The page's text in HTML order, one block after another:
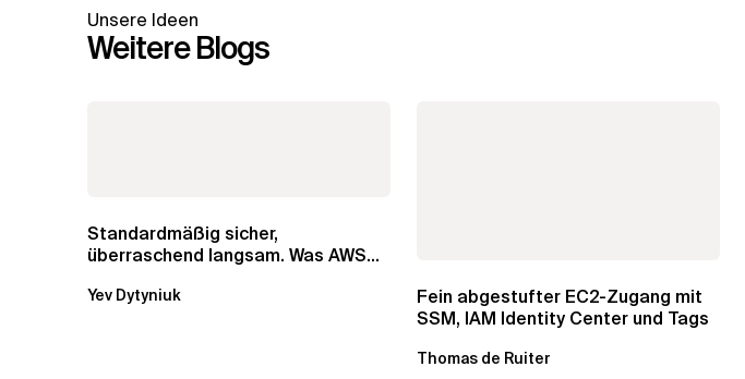
Unsere Ideen
Weitere Blogs
Standardmäßig sicher,
überraschend langsam. Was AWS
Yev Dytyniuk
Fein abgestufter EC2-Zugang mit
SSM, IAM Identity Center und Tags
Thomas de Ruiter